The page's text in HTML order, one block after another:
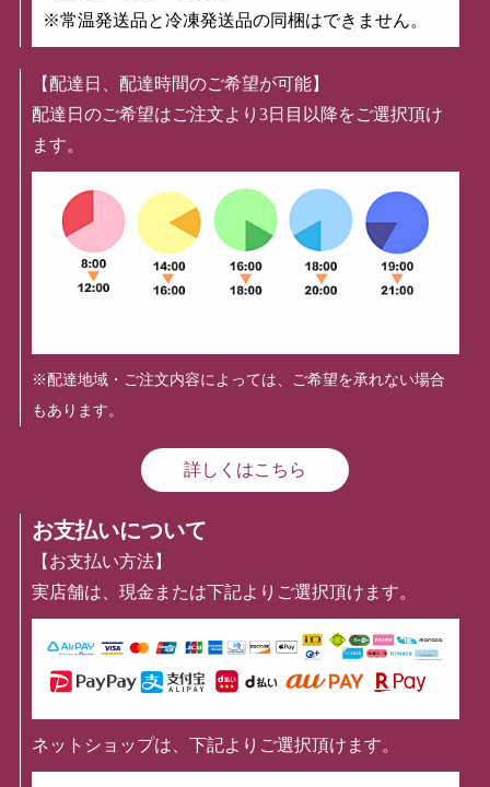
※常温発送品と冷凍発送品の同梱はできません。
【配達日、配達時間のご希望が可能】
配達日のご希望はご注文より3日目以降をご選択頂け
ます。
※配達地域・ご注文内容によっては、ご希望を承れない場合
もあります。
詳しくはこちら
お支払いについて
【お支払い方法】
実店舗は、現金または下記よりご選択頂けます。
ネットショップは、下記よりご選択頂けます。